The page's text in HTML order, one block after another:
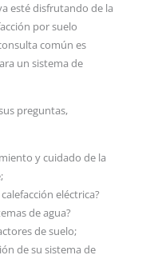
esté disfrutando de la
por suelo
común es
un sistema de
preguntas,
y cuidado de la
eléctrica?
de agua?
de suelo;
de su sistema de